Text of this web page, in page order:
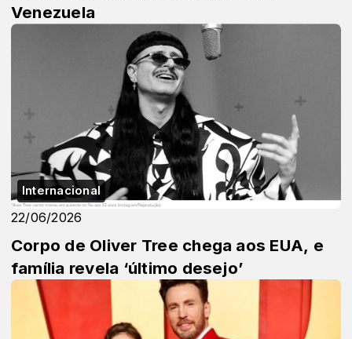
Venezuela
Internacional
22/06/2026
Corpo de Oliver Tree chega aos EUA, e
família revela ‘último desejo’